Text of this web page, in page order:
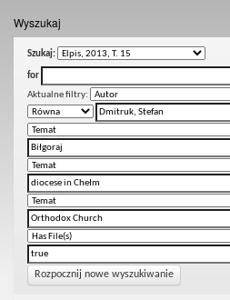
Wyszukaj
Szukaj:
for
Aktualne filtry:
Rozpocznij nowe wyszukiwanie